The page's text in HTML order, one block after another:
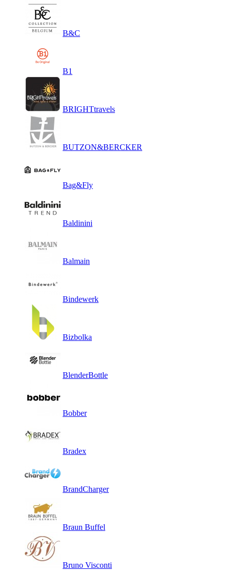
B&C
B1
BRIGHTtravels
BUTZON&BERCKER
Bag&Fly
Baldinini
Balmain
Bindewerk
Bizbolka
BlenderBottle
Bobber
Bradex
BrandCharger
Braun Buffel
Bruno Visconti